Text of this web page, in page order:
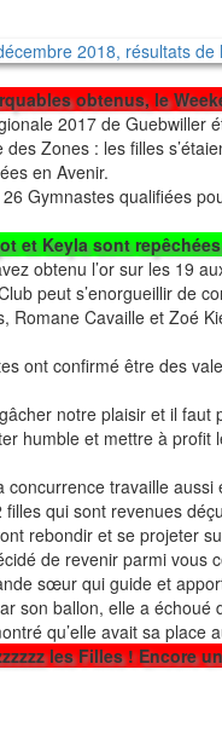
obtenus, le
2017 de Guebwiller
Zones : les filles
en Avenir.
26 Gymnastes qualifiées
et Keyla sont
obtenu l’or sur les 19
peut s’enorgueillir de
Romane Cavaille et Zoé
ont confirmé être des
notre plaisir et il faut
humble et mettre à
concurrence travaille
qui sont revenues
rebondir et se projeter
de revenir parmi vous
sœur qui guide et
son ballon, elle a
qu’elle avait sa place
les Filles ! Encore